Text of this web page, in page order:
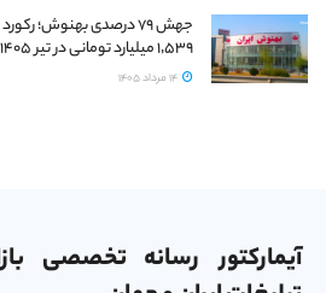
جهش ۷۹ درصدی بهنوش؛
۱٬۵۳۹ میلیارد تومانی در تیر ۱۴۰۵
آیمارکتور رسانه تخصصی